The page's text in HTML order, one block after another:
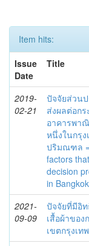
Item hits:
Issue
Date
Title
2019-
02-21
ปัจจัยส่วน
ส่งผลต่อก
อาคารพา
หนึ่งในกรุ
ปริมณฑล
factors
decision
in
2021-
09-09
ปัจจัยที่มีอิ
เสื้อผ้าของ
เขตกรุงเท